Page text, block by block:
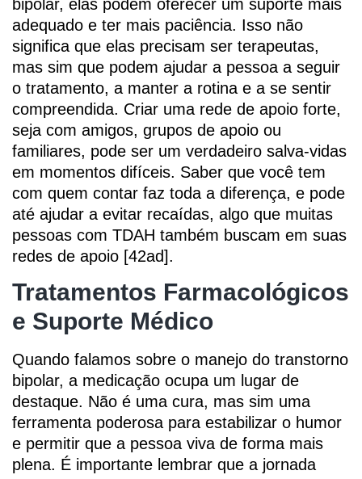
bipolar, elas podem oferecer um suporte mais
adequado e ter mais paciência. Isso não
significa que elas precisam ser terapeutas,
mas sim que podem ajudar a pessoa a seguir
o tratamento, a manter a rotina e a se sentir
compreendida. Criar uma rede de apoio forte,
seja com amigos, grupos de apoio ou
familiares, pode ser um verdadeiro salva-vidas
em momentos difíceis. Saber que você tem
com quem contar faz toda a diferença, e pode
até ajudar a evitar recaídas, algo que muitas
pessoas com TDAH também buscam em suas
redes de apoio [42ad].
Tratamentos Farmacológicos
e Suporte Médico
Quando falamos sobre o manejo do transtorno
bipolar, a medicação ocupa um lugar de
destaque. Não é uma cura, mas sim uma
ferramenta poderosa para estabilizar o humor
e permitir que a pessoa viva de forma mais
plena. É importante lembrar que a jornada